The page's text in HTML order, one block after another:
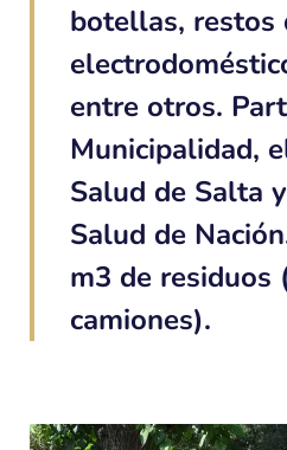
botellas, restos
entre otros.
Municipalidad,
Salud de Salta
Salud de
m3 de residuos
camiones).